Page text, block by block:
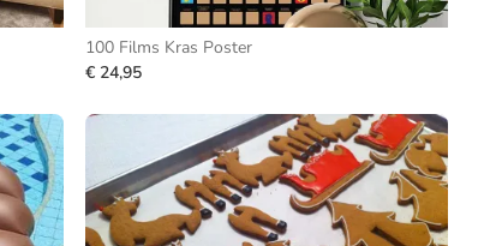
100 Films Kras Poster
€ 24,95